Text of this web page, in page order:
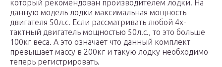
который рекомендован производителем лодки. На
данную модель лодки максимальная мощность
двигателя 50л.с. Если рассматривать любой 4х-
тактный двигатель мощностью 50л.с., то это больше
100кг веса. А это означает что данный комплект
превышает массу в 200кг и такую лодку необходимо
теперь регистрировать.